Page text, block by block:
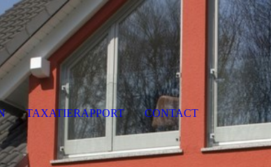
TAXATIERAPPORT CONTACT